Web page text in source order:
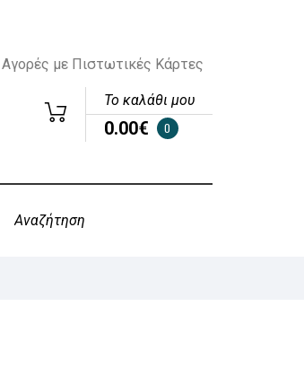
Αγορές με Πιστωτικές Κάρτες
Το καλάθι μου
0.00€ 0